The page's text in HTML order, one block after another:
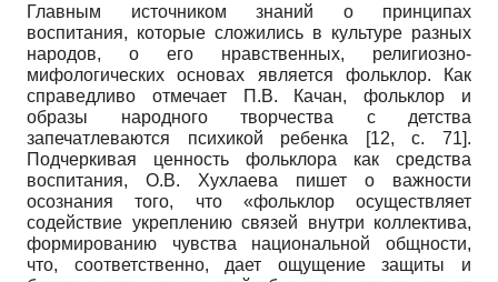
Главным источником знаний о принципах
воспитания, которые сложились в культуре разных
народов, о его нравственных, религиозно-
мифологических основах является фольклор. Как
справедливо отмечает П.В. Качан, фольклор и
образы народного творчества с детства
запечатлеваются психикой ребенка [12,c. 71].
Подчеркивая ценность фольклора как средства
воспитания, О.В. Хухлаева пишет о важности
осознания того, что «фольклор осуществляет
содействие укреплению связей внутри коллектива,
формированию чувства национальной общности,
что, соответственно, дает ощущение защиты и